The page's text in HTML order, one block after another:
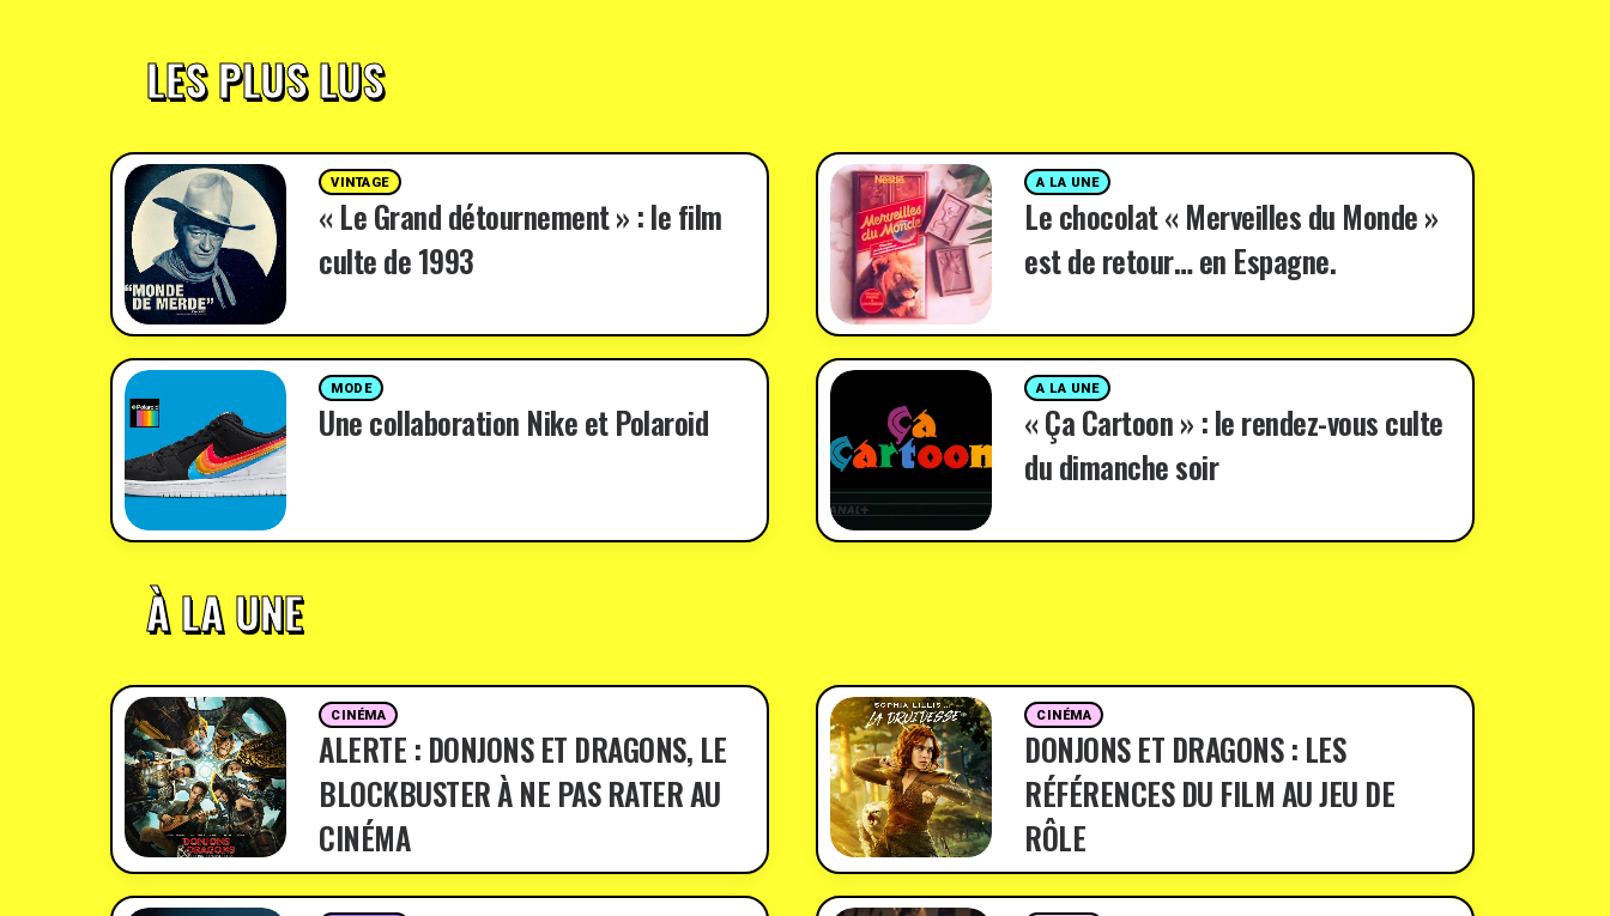
LES PLUS LUS
VINTAGE
« Le Grand détournement » : le film
culte de 1993
A LA UNE
Le chocolat « Merveilles du Monde »
est de retour… en Espagne.
MODE
Une collaboration Nike et Polaroid
A LA UNE
« Ça Cartoon » : le rendez-vous culte
du dimanche soir
À LA UNE
CINÉMA
ALERTE : DONJONS ET DRAGONS, LE
BLOCKBUSTER À NE PAS RATER AU
CINÉMA
CINÉMA
DONJONS ET DRAGONS : LES
RÉFÉRENCES DU FILM AU JEU DE
RÔLE